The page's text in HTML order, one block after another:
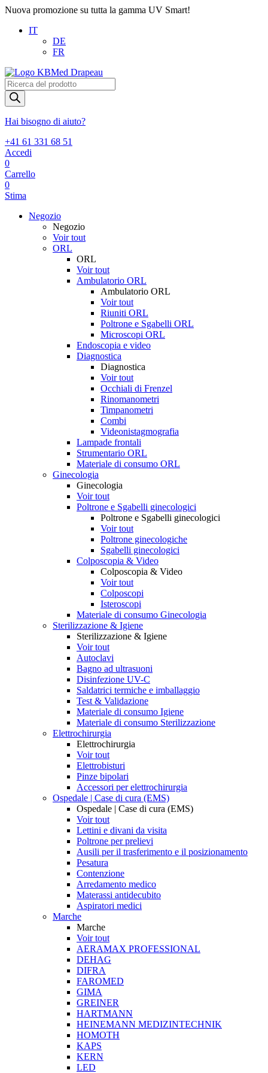
Nuova promozione su tutta la gamma UV Smart!
IT
DE
FR
Products
search
Hai bisogno di aiuto?
+41 61 331 68 51
Accedi
0
Carrello
0
Stima
Negozio
Negozio
Voir tout
ORL
ORL
Voir tout
Ambulatorio ORL
Ambulatorio ORL
Voir tout
Riuniti ORL
Poltrone e Sgabelli ORL
Microscopi ORL
Endoscopia e video
Diagnostica
Diagnostica
Voir tout
Occhiali di Frenzel
Rinomanometri
Timpanometri
Combi
Videonistagmografia
Lampade frontali
Strumentario ORL
Materiale di consumo ORL
Ginecologia
Ginecologia
Voir tout
Poltrone e Sgabelli ginecologici
Poltrone e Sgabelli ginecologici
Voir tout
Poltrone ginecologiche
Sgabelli ginecologici
Colposcopia & Video
Colposcopia & Video
Voir tout
Colposcopi
Isteroscopi
Materiale di consumo Ginecologia
Sterilizzazione & Igiene
Sterilizzazione & Igiene
Voir tout
Autoclavi
Bagno ad ultrasuoni
Disinfezione UV-C
Saldatrici termiche e imballaggio
Test & Validazione
Materiale di consumo Igiene
Materiale di consumo Sterilizzazione
Elettrochirurgia
Elettrochirurgia
Voir tout
Elettrobisturi
Pinze bipolari
Accessori per elettrochirurgia
Ospedale | Case di cura (EMS)
Ospedale | Case di cura (EMS)
Voir tout
Lettini e divani da visita
Poltrone per prelievi
Ausili per il trasferimento e il posizionamento
Pesatura
Contenzione
Arredamento medico
Materassi antidecubito
Aspiratori medici
Marche
Marche
Voir tout
AERAMAX PROFESSIONAL
DEHAG
DIFRA
FAROMED
GIMA
GREINER
HARTMANN
HEINEMANN MEDIZINTECHNIK
HOMOTH
KAPS
KERN
LED